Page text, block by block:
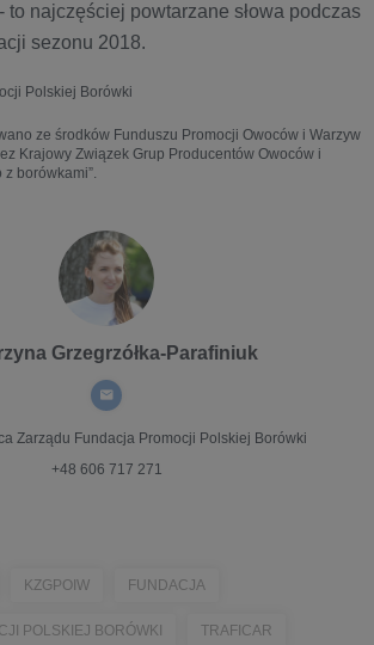
to najczęściej powtarzane słowa podczas
sezonu 2018.
Polskiej Borówki
ze środków Funduszu Promocji Owoców i Warzyw
Krajowy Związek Grup Producentów Owoców i
z borówkami”.
Grzegrzółka-Parafiniuk
Zarządu Fundacja Promocji Polskiej Borówki
+48 606 717 271
KZGPOIW FUNDACJA
POLSKIEJ BORÓWKI TRAFICAR